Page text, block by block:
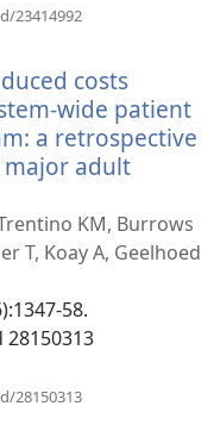
23414992
окне)
costs
wide patient
a retrospective
adult
KM, Burrows
T, Koay A, Geelhoed
58.
28150313
28150313